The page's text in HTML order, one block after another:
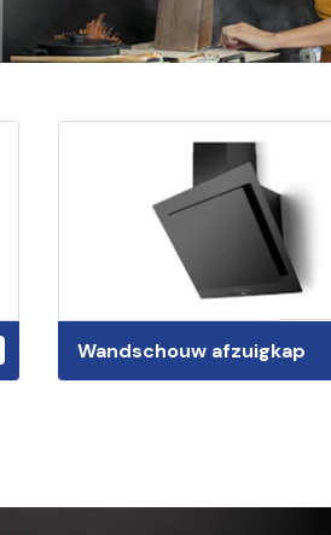
Wandschouw afzuigkap